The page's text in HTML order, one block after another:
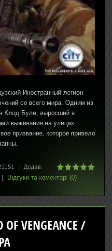
Иностранный легион
со всего мира. Одним из
Клод Буле, выросший в
выживания на улицах.
призвание, которое привело
Додав:
Відгуки та коментарі (0)
OF VENGEANCE /